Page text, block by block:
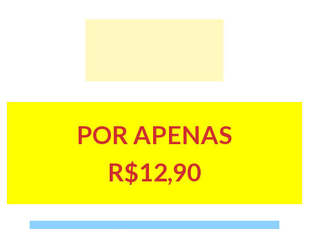
POR APENAS
R$12,90